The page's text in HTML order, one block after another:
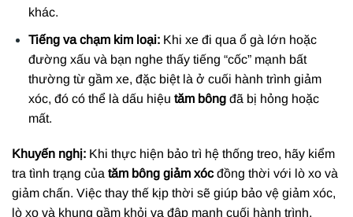
khác.
Tiếng va chạm kim loại:Khi xe đi qua ổ gà lớn hoặc
đường xấu và bạn nghe thấy tiếng “cốc” mạnh bất
thường từ gầm xe, đặc biệt là ở cuối hành trình giảm
xóc, đó có thể là dấu hiệu tăm bôngđã bị hỏng hoặc
mất.
Khuyến nghị: Khi thực hiện bảo trì hệ thống treo, hãy kiểm
tra tình trạng của tăm bông giảm xócđồng thời với lò xo và
giảm chấn. Việc thay thế kịp thời sẽ giúp bảo vệ giảm xóc,
lò xo và khung gầm khỏi va đập mạnh cuối hành trình,